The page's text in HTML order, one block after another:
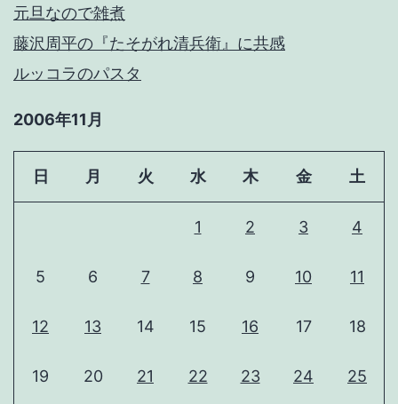
元旦なので雑煮
藤沢周平の『たそがれ清兵衛』に共感
ルッコラのパスタ
2006年11月
日 月 火 水 木 金 土
1 2 3 4
5 6 7 8 9 10 11
12 13 14 15 16 17 18
19 20 21 22 23 24 25